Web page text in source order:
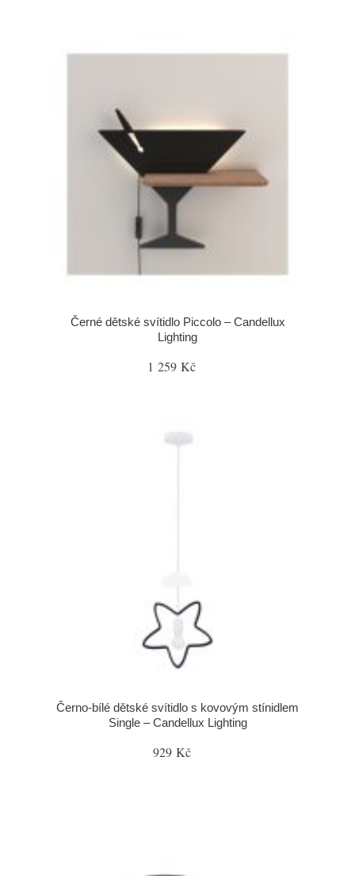
Černé dětské svítidlo Piccolo – Candellux
Lighting
1 259 Kč
Černo-bílé dětské svítidlo s kovovým stínidlem
Single – Candellux Lighting
929 Kč